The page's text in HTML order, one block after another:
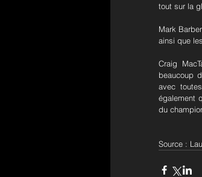
tout sur la
Mark
ainsi que
Craig
beaucoup
avec
également
du
Source :